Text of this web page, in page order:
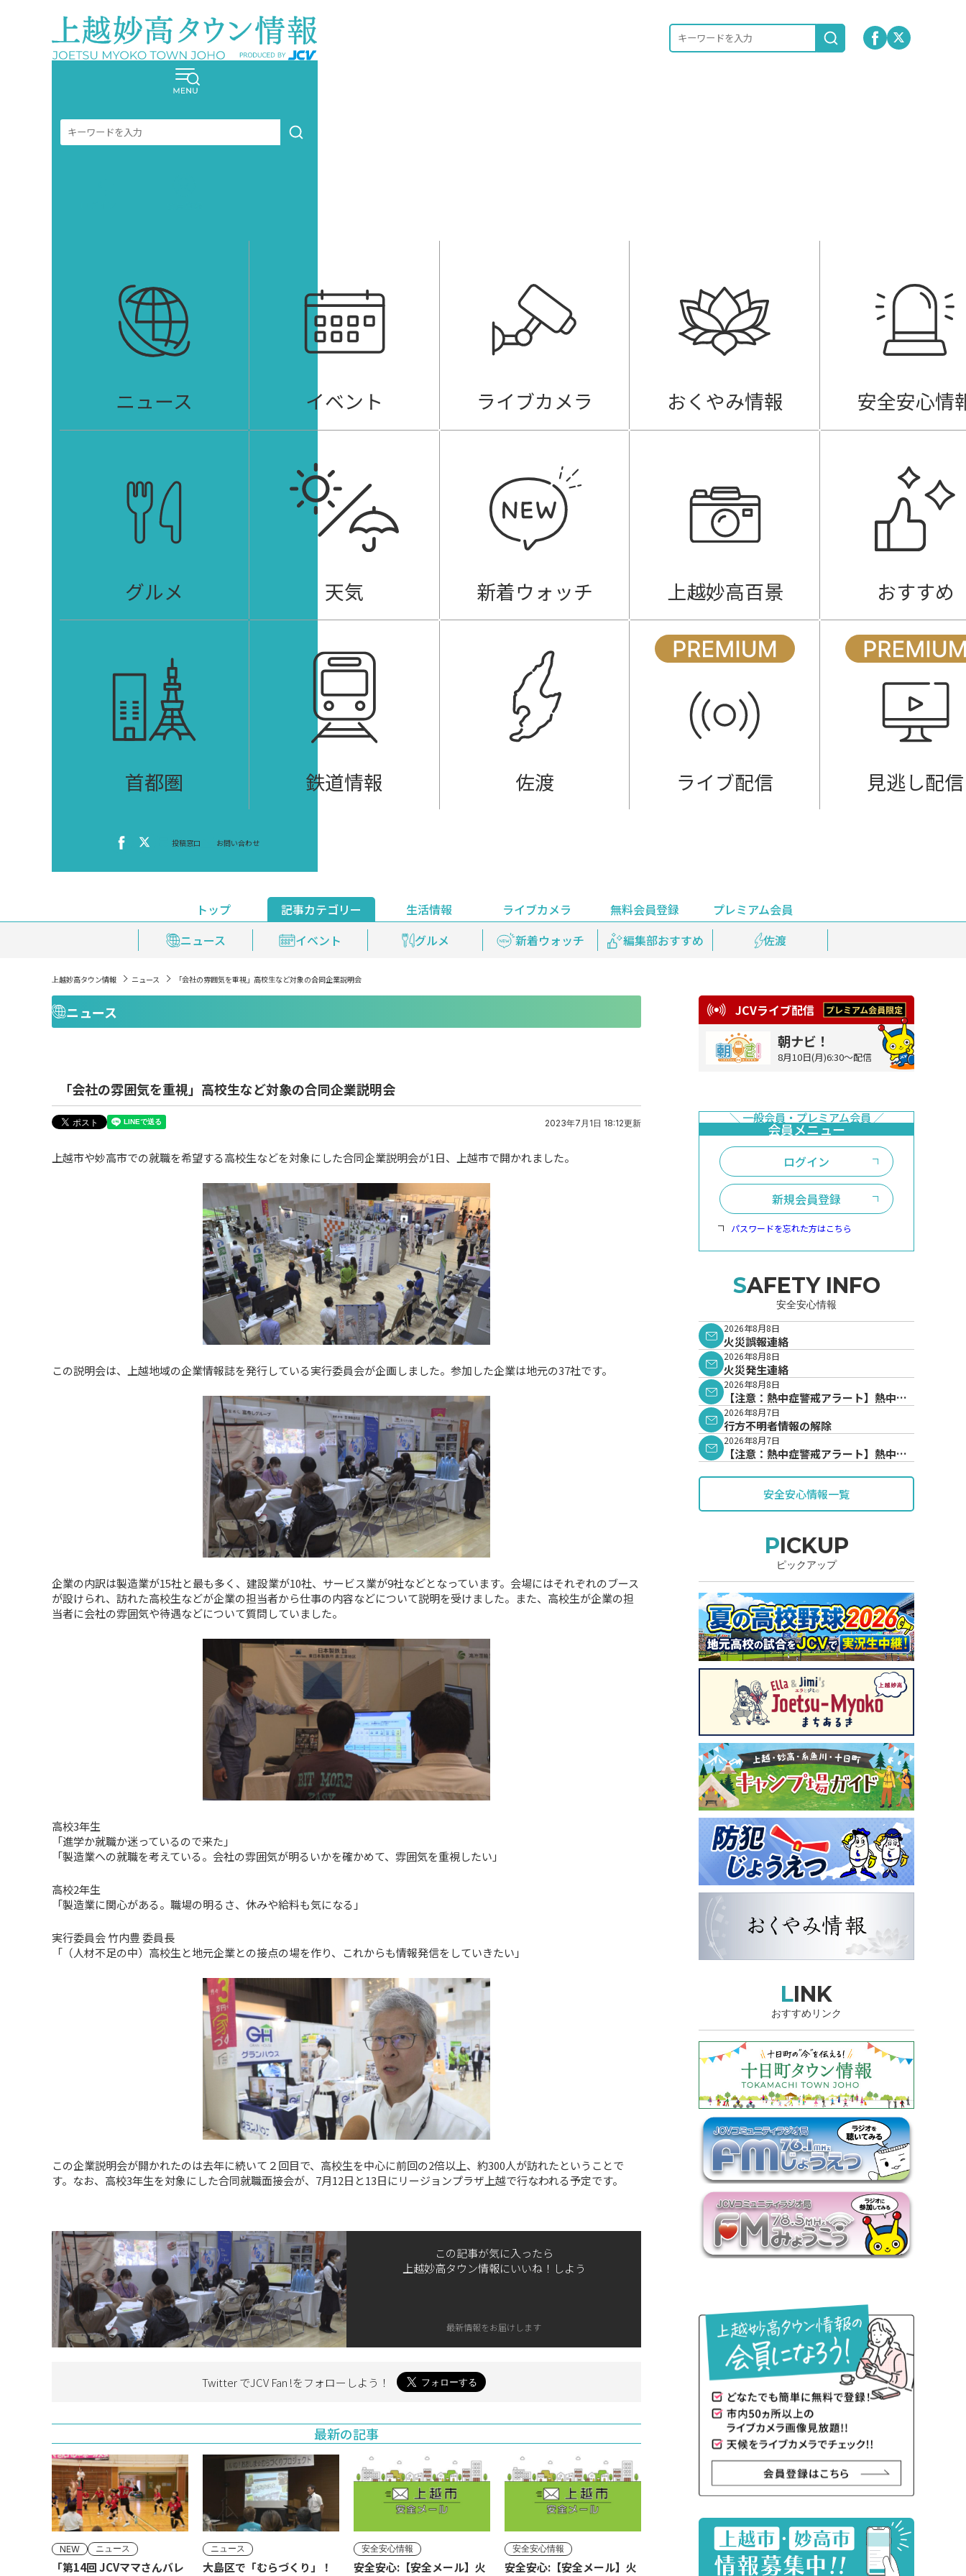
ニュース イベント ライブカメラ おくやみ情報 安全安心情
グルメ 天気 新着ウォッチ 上越妙高百景 おすすめ
首都圏 鉄道情報 佐渡 ライブ配信 見逃し配信
投稿窓口 お問い合わせ
トップ
記事カテゴリー
ニュース
イベント グルメ 新着ウォッチ 編集部おすすめ 佐渡
生活情報
おくやみ情報
安全安心情報 天気 上越妙高百景 鉄道情報
ライブカメラ 無料会員登録
プレミアム会員
ライブ配信
見逃し配信 プレミアム会員登録
上越妙高タウン情報 ニュース 「会社の雰囲気を重視」高校生など対象の合同企業説明会
ニュース
「会社の雰囲気を重視」高校生など対象の合同企業説明会
2023年7月1日 18:12更新
上越市や妙高市での就職を希望する高校生などを対象にした合同企業説明会が1日、上越市で開かれました。
この説明会は、上越地域の企業情報誌を発行している実行委員会が企画しました。参加した企業は地元の37社です。
企業の内訳は製造業が15社と最も多く、建設業が10社、サービス業が9社などとなっています。会場にはそれぞれのブース
が設けられ、訪れた高校生などが企業の担当者から仕事の内容などについて説明を受けました。また、高校生が企業の担
当者に会社の雰囲気や待遇などについて質問していました。
高校3年生
「進学か就職か迷っているので来た」
「製造業への就職を考えている。会社の雰囲気が明るいかを確かめて、雰囲気を重視したい」
高校2年生
「製造業に関心がある。職場の明るさ、休みや給料も気になる」
実行委員会 竹内豊 委員長
「（人材不足の中）高校生と地元企業との接点の場を作り、これからも情報発信をしていきたい」
この企業説明会が開かれたのは去年に続いて２回目で、高校生を中心に前回の2倍以上、約300人が訪れたということで
す。なお、高校3年生を対象にした合同就職面接会が、7月12日と13日にリージョンプラザ上越で行なわれる予定です。
この記事が気に入ったら
上越妙高タウン情報にいいね！しよう
最新情報をお届けします
Twitter でJCV Fan !をフォローしよう！
最新の記事
NEW ニュース
「第14回 JCVママさんバレ
ニュース
大島区で「むらづくり」！
安全安心情報
安全安心:【安全メール】火
安全安心情報
安全安心:【安全メール】火
JCVライブ配信
朝ナビ！
8月10日(月)6:30～配信
ログイン
新規会員登録
パスワードを忘れた方はこちら
SAFETY INFO
安全安心情報
2026年8月8日
火災誤報連絡
2026年8月8日
火災発生連絡
2026年8月8日
【注意：熱中症警戒アラート】熱中症
警戒アラートが発表されています。
2026年8月7日
行方不明者情報の解除
2026年8月7日
【注意：熱中症警戒アラート】熱中症
安全安心情報一覧
PICKUP
ピックアップ
LINK
おすすめリンク